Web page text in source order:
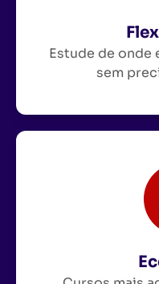
Estude de onde
sem